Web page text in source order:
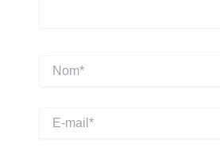
mail*